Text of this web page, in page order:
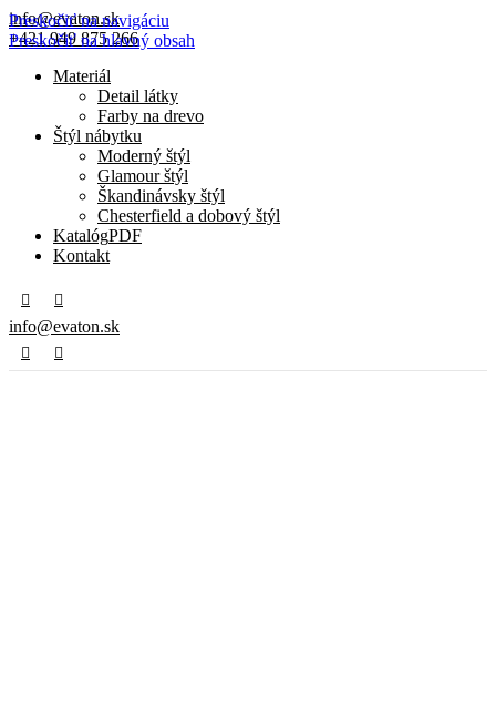
Preskočiť na navigáciu
Preskočiť na hlavný obsah
info@evaton.sk
+421 949 875 266
Materiál
Detail látky
Farby na drevo
Štýl nábytku
Moderný štýl
Glamour štýl
Škandinávsky štýl
Chesterfield a dobový štýl
KatalógPDF
Kontakt
info@evaton.sk